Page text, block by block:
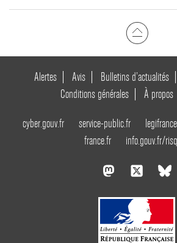
Alertes Avis Bulletins d’actualités
Conditions générales
À propos
cyber.gouv.fr service-public.fr
france.fr
info.gouv.fr/